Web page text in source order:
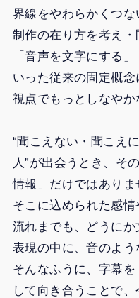
界線をやわらかくつ
制作の在り方を考え・
「音声を文字にする
いった従来の固定概
視点でもっとしなや
“聞こえない・聞こえ
人”が出会うとき、そ
情報」だけではありま
そこに込められた感
流れまでも、どうに
表現の中に、音のよう
そんなふうに、字幕
して向き合うことで